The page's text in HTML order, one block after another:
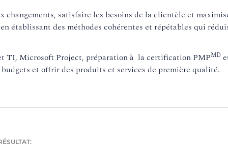
satisfaire les besoins de la clientèle et
établissant des méthodes cohérentes et répétables qui
TI, Microsoft Project, préparation à la certification PMPMD
et offrir des produits et services de première qualité.